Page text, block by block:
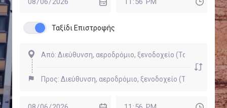
Ταξίδι Επιστροφής